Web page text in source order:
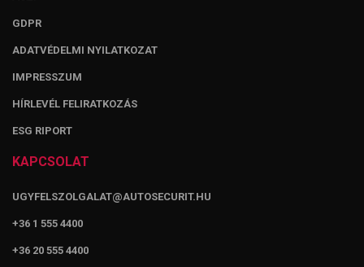
GDPR
ADATVÉDELMI NYILATKOZAT
IMPRESSZUM
HÍRLEVÉL FELIRATKOZÁS
ESG RIPORT
KAPCSOLAT
UGYFELSZOLGALAT@AUTOSECURIT.HU
+36 1 555 4400
+36 20 555 4400